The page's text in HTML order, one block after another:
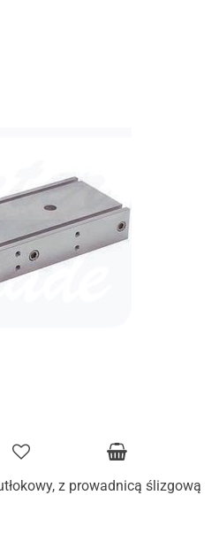
z prowadnicą ślizgową